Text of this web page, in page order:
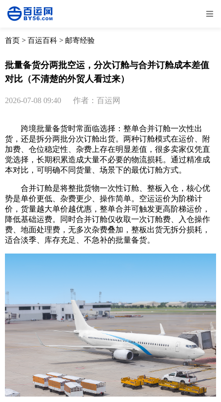
全部 物流资讯
取消
首页 > 百运百科 > 邮寄经验
批量备货分两批空运，分次订舱与合并订舱成本差值
对比（不清楚的外贸人看过来）
2026-07-08 09:40 作者：百运网
跨境批量备货时常面临选择：整单合并订舱一次性出
货，还是拆分两批分次订舱出货。两种订舱模式在运价、附
加费、仓位稳定性、杂费上存在明显差值，很多卖家仅凭直
觉选择，长期积累造成大量不必要的物流损耗。通过精准成
本对比，可明确不同货量、场景下的最优订舱方式。
合并订舱是将整批货物一次性订舱、整板入仓，核心优
势是单价更低、杂费更少、操作简单。空运运价为阶梯计
价，货量越大单价越优惠，整单合并可触发更高阶梯运价，
降低基础运费。同时合并订舱仅收取一次订舱费、入仓操作
费、地面处理费，无多次杂费叠加，整板出货无拆分损耗，
适合淡季、库存充足、不急补的批量备货。